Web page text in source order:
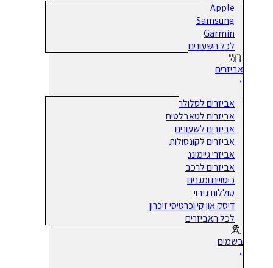
Apple
Samsung
Garmin
לכל השעונים
אביזרים
אביזרים לסלולר
אביזרים לטאבלטים
אביזרים לשעונים
אביזרים לקונסולות
אביזרי גיימינג
אביזרים לרכב
כיסויים ומגנים
סוללות גיבוי
דיסק און קי וכרטיסי זיכרון
לכל האביזרים
בשמים